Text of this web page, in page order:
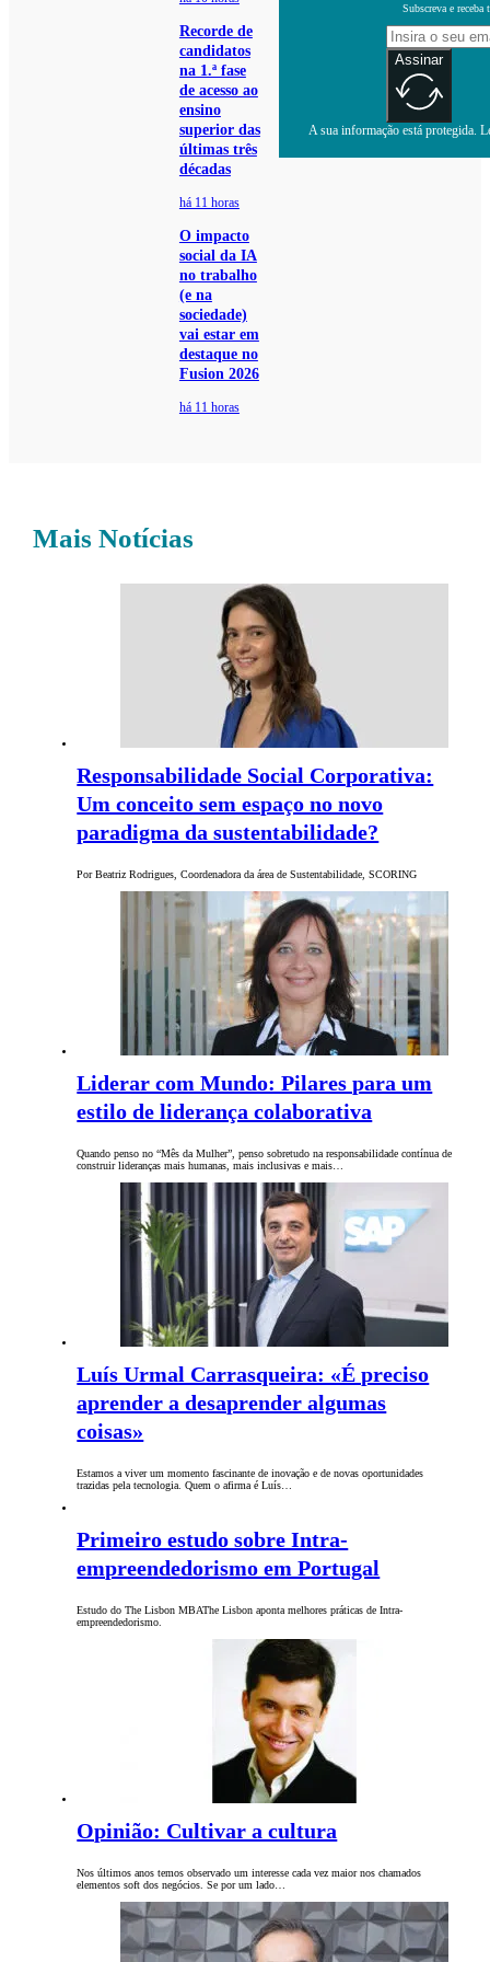
Recorde de
candidatos
na 1.ª fase
de acesso ao
ensino
superior das
últimas três
décadas
há 11 horas
O impacto
social da IA
no trabalho
(e na
sociedade)
vai estar em
destaque no
Fusion 2026
há 11 horas
Subscreva e receba
Assinar
A sua informação está protegida.
Mais Notícias
Responsabilidade Social Corporativa:
Um conceito sem espaço no novo
paradigma da sustentabilidade?
Por Beatriz Rodrigues, Coordenadora da área de Sustentabilidade, SCORING
Liderar com Mundo: Pilares para um
estilo de liderança colaborativa
Quando penso no “Mês da Mulher”, penso sobretudo na responsabilidade contínua de
construir lideranças mais humanas, mais inclusivas e mais…
Luís Urmal Carrasqueira: «É preciso
aprender a desaprender algumas
coisas»
Estamos a viver um momento fascinante de inovação e de novas oportunidades
trazidas pela tecnologia. Quem o afirma é Luís…
Primeiro estudo sobre Intra-
empreendedorismo em Portugal
Estudo do The Lisbon MBAThe Lisbon aponta melhores práticas de Intra-
empreendedorismo.
Opinião: Cultivar a cultura
Nos últimos anos temos observado um interesse cada vez maior nos chamados
elementos soft dos negócios. Se por um lado…